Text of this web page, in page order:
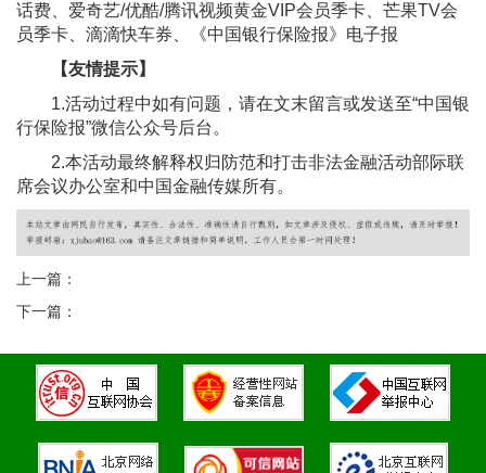
话费、爱奇艺/优酷/腾讯视频黄金VIP会员季卡、芒果TV会
员季卡、滴滴快车券、《中国银行保险报》电子报
【友情提示】
1.活动过程中如有问题，请在文末留言或发送至“中国银
行保险报”微信公众号后台。
2.本活动最终解释权归防范和打击非法金融活动部际联
席会议办公室和中国金融传媒所有。
上一篇：
下一篇：